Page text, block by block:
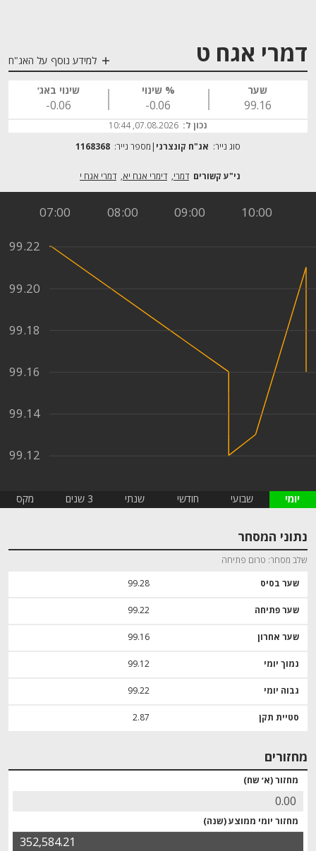
דמרי אגח ט למידע נוסף על האג"ח
שער
99.16
% שינוי
‎-0.06
שינוי באג׳
‎-0.06
נכון ל: 07.08.2026, 10:44
סוג נייר: אג"ח קונצרני מספר נייר: 1168368
דמרי דימרי אגח יא דמרי אגח י
07:00 08:00 09:00 10:00
99.12
99.14
99.16
99.18
99.20
99.22
יומי שבועי חודשי שנתי 3 שנים מקס
נתוני המסחר
שלב מסחר טרום פתיחה
שער בסיס 99.28
שער פתיחה 99.22
שער אחרון 99.16
נמוך יומי 99.12
גבוה יומי 99.22
סטיית תקן 2.87
מחזורים
0.00
352,584.21
מחזור יומי ממוצע (שנה)
מחזור (א׳ שח)